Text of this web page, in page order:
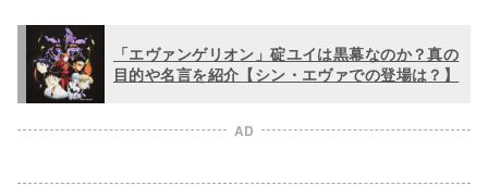
「エヴァンゲリオン」碇ユイは黒幕なのか？真の
目的や名言を紹介【シン・エヴァでの登場は？】
AD